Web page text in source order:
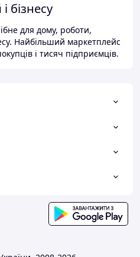
бізнесу
для дому, роботи,
Найбільший маркетплейс
і тисяч підприємців.